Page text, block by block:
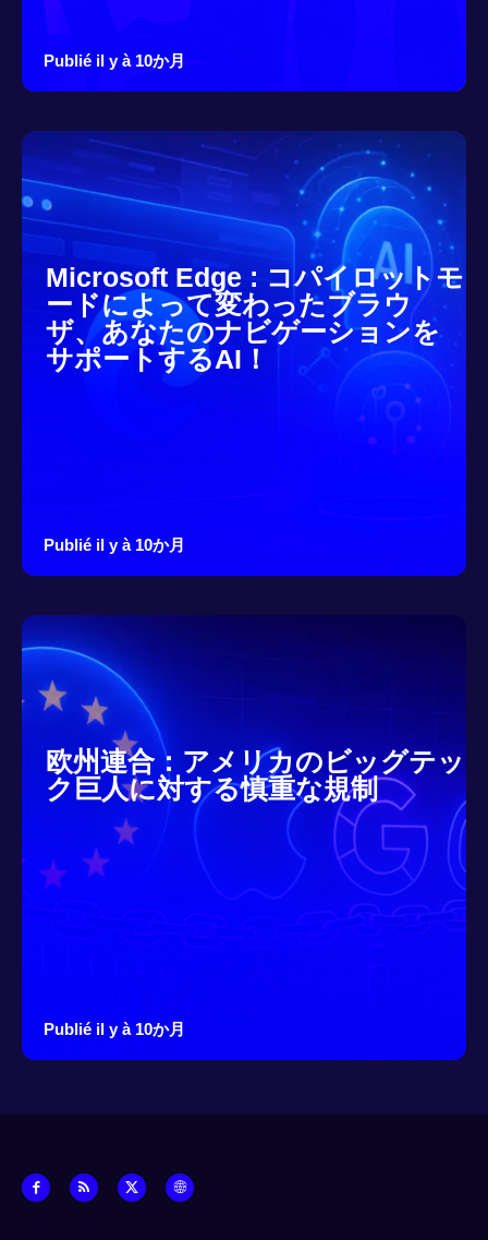
Publié il y à 10か月
Microsoft Edge : コパイロットモ
ードによって変わったブラウ
ザ、あなたのナビゲーションを
サポートするAI！
Publié il y à 10か月
欧州連合：アメリカのビッグテッ
ク巨人に対する慎重な規制
Publié il y à 10か月